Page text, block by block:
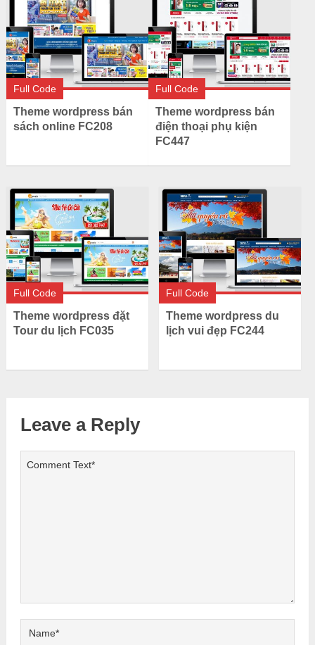
Full Code
Theme wordpress bán
sách online FC208
Full Code
Theme wordpress bán
điện thoại phụ kiện
FC447
Full Code
Theme wordpress đặt
Tour du lịch FC035
Full Code
Theme wordpress du
lịch vui đẹp FC244
Leave a Reply